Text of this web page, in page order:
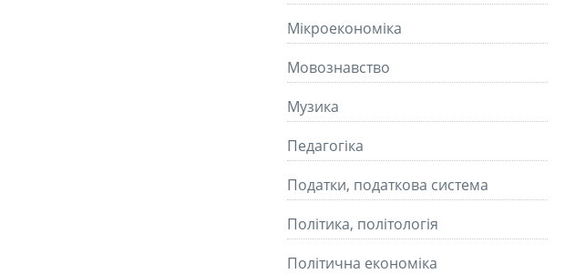
Мікроекономіка
Мовознавство
Музика
Педагогіка
Податки, податкова система
Політика, політологія
Політична економіка